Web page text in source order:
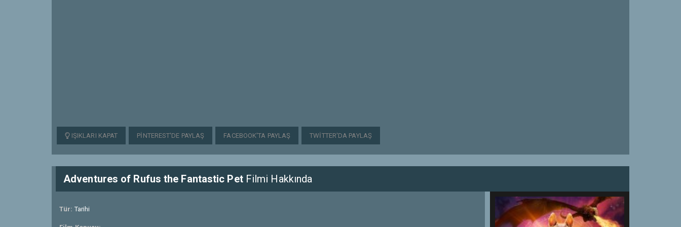
IŞIKLARI KAPAT PINTEREST'DE PAYLAŞ FACEBOOK'TA PAYLAŞ TWITTER'DA PAYLAŞ
Adventures of Rufus the Fantastic PetFilmi Hakkında
Tür: Tarihi